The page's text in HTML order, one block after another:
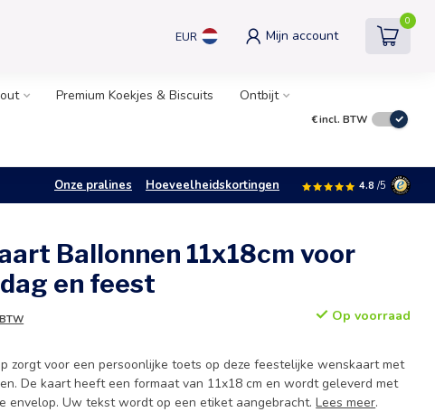
EUR Mijn account
0
Premium Koekjes & Biscuits Ontbijt
€incl. BTW
Onze pralines Hoeveelheidskortingen 4.8 /5
Ballonnen 11x18cm voor
en feest
Op voorraad
zorgt voor een persoonlijke toets op deze feestelijke wenskaart met
De kaart heeft een formaat van 11x18 cm en wordt geleverd met
envelop. Uw tekst wordt op een etiket aangebracht.Lees meer.